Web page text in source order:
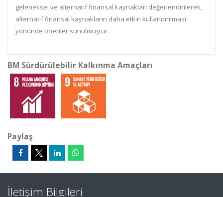
geleneksel ve alternatif finansal kaynakları değerlendirilerek,
alternatif finansal kaynakların daha etkin kullandırılması
yönünde öneriler sunulmuştur.
BM Sürdürülebilir Kalkınma Amaçları
Paylaş
İletişim Bilgileri